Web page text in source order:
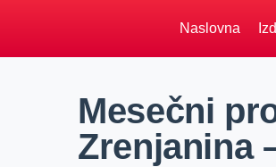
Naslovna
Mesečni
Zrenjanina